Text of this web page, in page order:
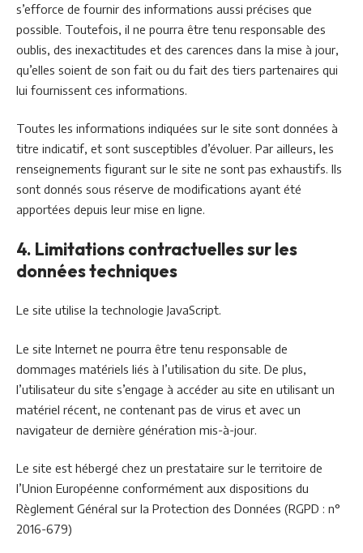
s’efforce de fournir des informations aussi précises que
possible. Toutefois, il ne pourra être tenu responsable des
oublis, des inexactitudes et des carences dans la mise à jour,
qu’elles soient de son fait ou du fait des tiers partenaires qui
lui fournissent ces informations.
Toutes les informations indiquées sur le site sont données à
titre indicatif, et sont susceptibles d’évoluer. Par ailleurs, les
renseignements figurant sur le site ne sont pas exhaustifs. Ils
sont donnés sous réserve de modifications ayant été
apportées depuis leur mise en ligne.
4. Limitations contractuelles sur les
données techniques
Le site utilise la technologie JavaScript.
Le site Internet ne pourra être tenu responsable de
dommages matériels liés à l’utilisation du site. De plus,
l’utilisateur du site s’engage à accéder au site en utilisant un
matériel récent, ne contenant pas de virus et avec un
navigateur de dernière génération mis-à-jour.
Le site est hébergé chez un prestataire sur le territoire de
l’Union Européenne conformément aux dispositions du
Règlement Général sur la Protection des Données (RGPD : n°
2016-679)